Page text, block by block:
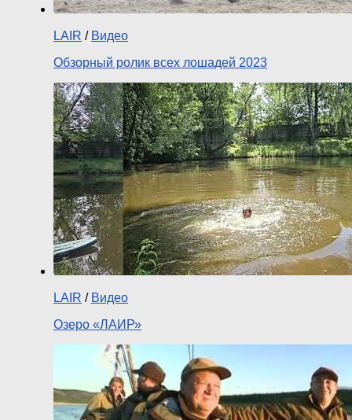
LAIR / Видео
Обзорный ролик всех лошадей 2023
LAIR / Видео
Озеро «ЛАИР»